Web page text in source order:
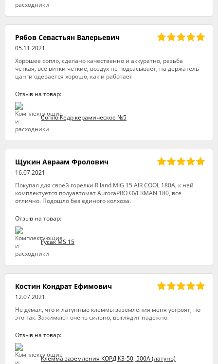
Рябов Севастьян Валерьевич
05.11.2021
Хорошее сопло, сделано качественно и аккуратно, резьба
четкая, все витки четкие, воздух не подсасывает, на держатель
цанги одевается хорошо, как и работает
Отзыв на товар:
Сопло Кедр керамическое №5
Щукин Авраам Фролович
16.07.2021
Покупал для своей горелки Riland MIG 15 AIR COOL 180A, к ней
комплектуется полуавтомат AuroraPRO OVERMAN 180, все
отлично. Подошло без единого колхоза.
Отзыв на товар:
Гусак MS 15
Костин Кондрат Ефимович
12.07.2021
Не думал, что и латунные клеммы заземления меня устроят, но
это так. Зажимают очень сильно, выглядит надежно
Отзыв на товар:
Клемма заземления КОРД КЗ-50, 500А (латунь)